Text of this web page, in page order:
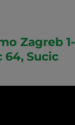
Zagreb 1-
64, Sucic